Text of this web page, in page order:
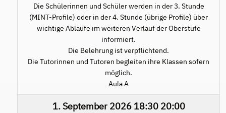
Die Schülerinnen und Schüler werden in der 3. Stunde
(MINT-Profile) oder in der 4. Stunde (übrige Profile) über
wichtige Abläufe im weiteren Verlauf der Oberstufe
informiert.
Die Belehrung ist verpflichtend.
Die Tutorinnen und Tutoren begleiten ihre Klassen sofern
möglich.
Aula A
1. September 202618:30 20:00